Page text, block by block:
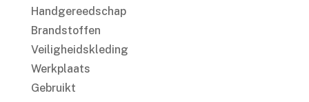
Handgereedschap
Brandstoffen
Veiligheidskleding
Werkplaats
Gebruikt